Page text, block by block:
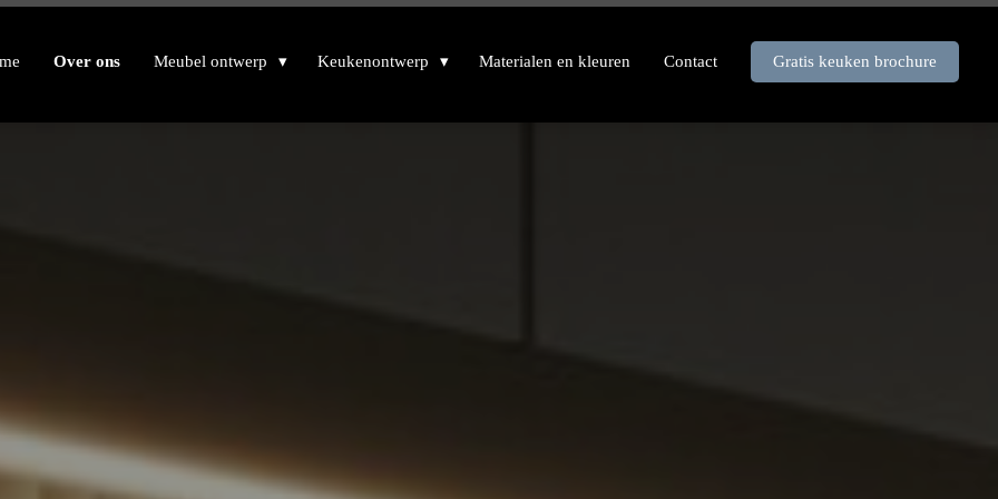
Over ons Meubel ontwerp Keukenontwerp Materialen en kleuren Contact Gratis keuken brochure